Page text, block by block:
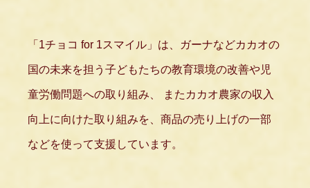
「1チョコ for 1スマイル」は、ガーナなどカカオの
国の未来を担う子どもたちの教育環境の改善や児
童労働問題への取り組み、 またカカオ農家の収入
向上に向けた取り組みを、商品の売り上げの一部
などを使って支援しています。